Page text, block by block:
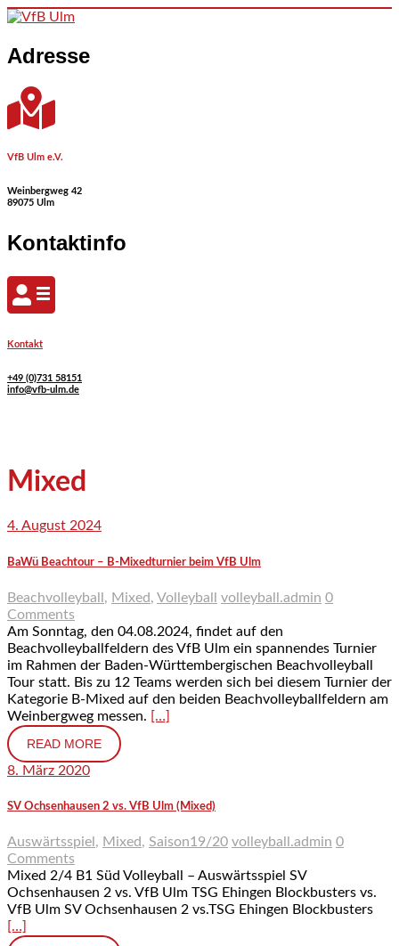
Skip to content
Adresse
VfB Ulm e.V.
Weinbergweg 42
89075 Ulm
Kontaktinfo
Kontakt
+49 (0)731 58151
info@vfb-ulm.de
Mixed
4. August 2024
BaWü Beachtour – B-Mixedturnier beim VfB Ulm
Beachvolleyball , Mixed, Volleyball volleyball.admin 0
Comments
Am Sonntag, den 04.08.2024, findet auf den
Beachvolleyballfeldern des VfB Ulm ein spannendes Turnier
im Rahmen der Baden-Württembergischen Beachvolleyball
Tour statt. Bis zu 12 Teams werden sich bei diesem Turnier der
Kategorie B-Mixed auf den beiden Beachvolleyballfeldern am
Weinbergweg messen. […]
READ MORE
8. März 2020
SV Ochsenhausen 2 vs. VfB Ulm (Mixed)
Auswärtsspiel , Mixed, Saison19/20 volleyball.admin 0
Comments
Mixed 2/4 B1 Süd Volleyball – Auswärtsspiel SV
Ochsenhausen 2 vs. VfB Ulm TSG Ehingen Blockbusters vs.
VfB Ulm SV Ochsenhausen 2 vs.TSG Ehingen Blockbusters
[…]